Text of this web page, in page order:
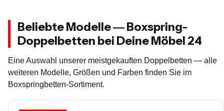
Beliebte Modelle — Boxspring-
Doppelbetten bei Deine Möbel 24
Eine Auswahl unserer meistgekauften Doppelbetten — alle
weiteren Modelle, Größen und Farben finden Sie im
Boxspringbetten-Sortiment.